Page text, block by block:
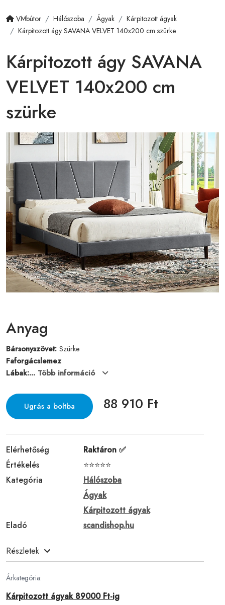
VMbútor Hálószoba Ágyak
Kárpitozott ágyak
Kárpitozott ágy SAVANA VELVET 140x200 cm szürke
Kárpitozott ágy SAVANA
VELVET 140x200 cm
szürke
Anyag
Bársonyszövet: Szürke
Faforgácslemez
Lábak:... Több információ
Ugrás a boltba 88 910 Ft
Elérhetőség
Raktáron ✅
Értékelés
⭐⭐⭐⭐⭐
Kategória
Hálószoba
Ágyak
Kárpitozott ágyak
Eladó
scandishop.hu
Részletek
Árkategória:
Kárpitozott ágyak 89000 Ft-ig